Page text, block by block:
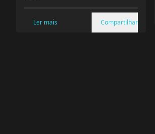
Ler mais Compartilhar